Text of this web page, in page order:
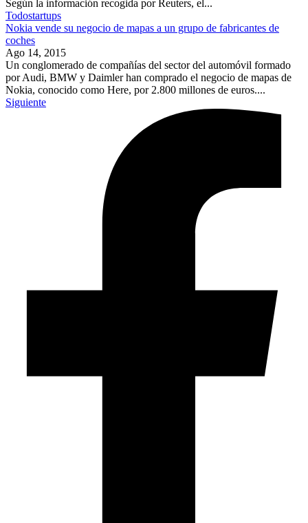
Según la información recogida por Reuters, el...
Todostartups
Nokia vende su negocio de mapas a un grupo de fabricantes de
coches
Ago 14, 2015
Un conglomerado de compañías del sector del automóvil formado
por Audi, BMW y Daimler han comprado el negocio de mapas de
Nokia, conocido como Here, por 2.800 millones de euros....
Siguiente